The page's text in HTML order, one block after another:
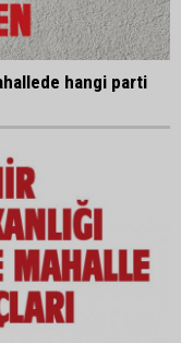
hangi parti